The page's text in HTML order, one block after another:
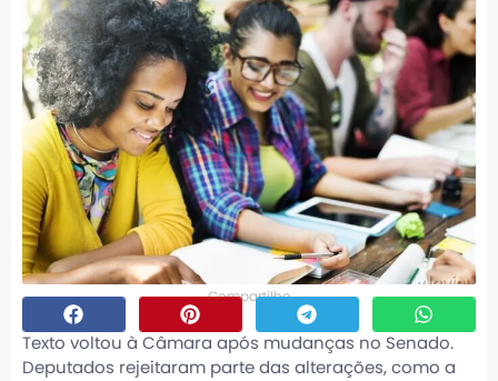
Compartilhe
Texto voltou à Câmara após mudanças no Senado.
Deputados rejeitaram parte das alterações, como a